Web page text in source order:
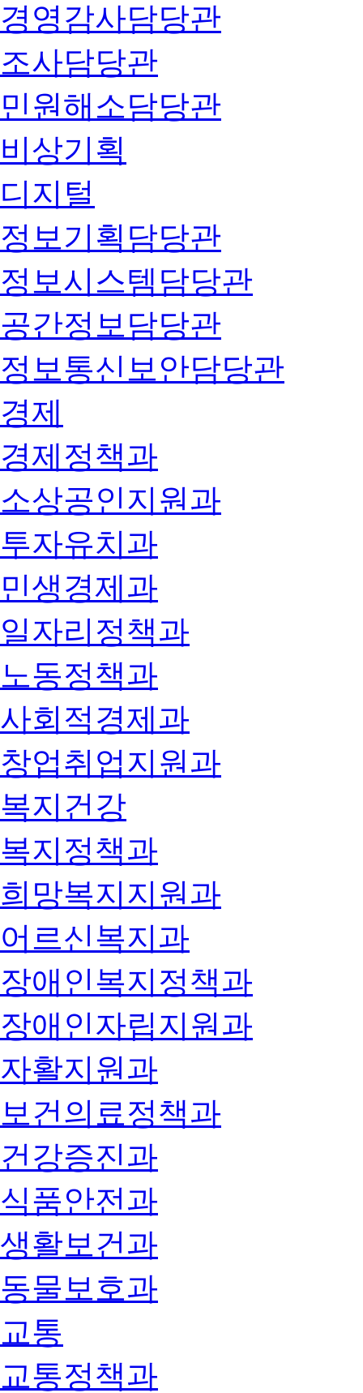
경영감사담당관
조사담당관
민원해소담당관
비상기획
디지털
정보기획담당관
정보시스템담당관
공간정보담당관
정보통신보안담당관
경제
경제정책과
소상공인지원과
투자유치과
민생경제과
일자리정책과
노동정책과
사회적경제과
창업취업지원과
복지건강
복지정책과
희망복지지원과
어르신복지과
장애인복지정책과
장애인자립지원과
자활지원과
보건의료정책과
건강증진과
식품안전과
생활보건과
동물보호과
교통
교통정책과